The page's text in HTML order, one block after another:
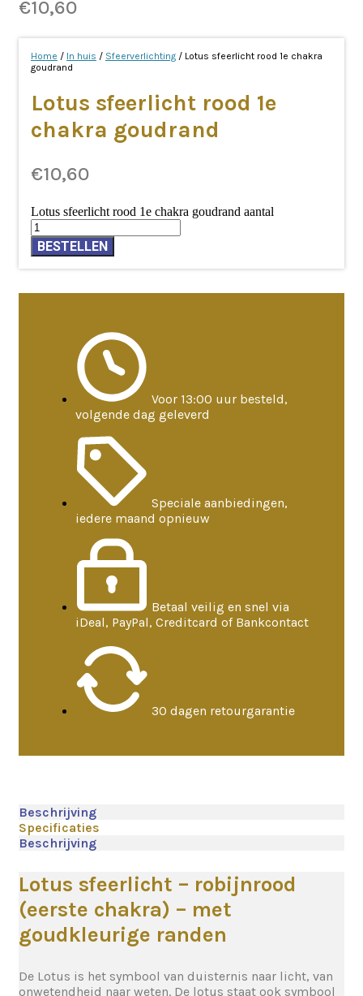
€10,60
Home / In huis / Sfeerverlichting / Lotus sfeerlicht rood 1e chakra
goudrand
Lotus sfeerlicht rood 1e
chakra goudrand
€10,60
Lotus sfeerlicht rood 1e chakra goudrand aantal
BESTELLEN
Voor 13:00 uur besteld,
volgende dag geleverd
Speciale aanbiedingen,
iedere maand opnieuw
Betaal veilig en snel via
iDeal, PayPal, Creditcard of Bankcontact
30 dagen retourgarantie
Beschrijving
Specificaties
Beschrijving
Lotus sfeerlicht – robijnrood
(eerste chakra) – met
goudkleurige randen
De Lotus is het symbool van duisternis naar licht, van
onwetendheid naar weten. De lotus staat ook symbool